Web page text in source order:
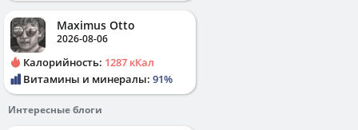
Maximus Otto
2026-08-06
Калорийность: 1287 кКал
Витамины и минералы: 91%
Интересные блоги